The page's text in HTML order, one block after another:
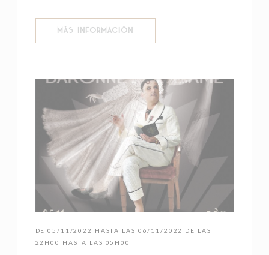
MÁS INFORMACIÓN
DE 05/11/2022 HASTA LAS 06/11/2022 DE LAS
22H00 HASTA LAS 05H00